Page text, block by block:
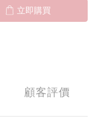
立即購買
顧客評價